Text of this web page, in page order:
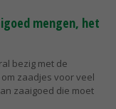
mengen, het
bezig met de
zaadjes voor veel
zaaigoed die moet